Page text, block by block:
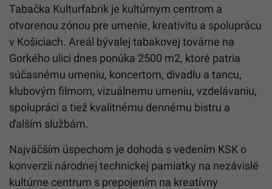
Tabačka Kulturfabrik je kultúrnym centrom a
otvorenou zónou pre umenie, kreativitu a spoluprácu
v Košiciach. Areál bývalej tabakovej továrne na
Gorkého ulici dnes ponúka 2500 m2, ktoré patria
súčasnému umeniu, koncertom, divadlu a tancu,
klubovým filmom, vizuálnemu umeniu, vzdelávaniu,
spolupráci a tiež kvalitnému dennému bistru a
ďalším službám.
Najväčším úspechom je dohoda s vedením KSK o
konverzii národnej technickej pamiatky na nezávislé
kultúrne centrum s prepojením na kreatívny